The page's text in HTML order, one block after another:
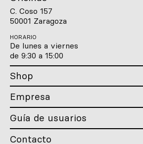
C. Coso 157
50001 Zaragoza
HORARIO
De lunes a viernes
de 9:30 a 15:00
Shop
Empresa
Guía de usuarios
Contacto